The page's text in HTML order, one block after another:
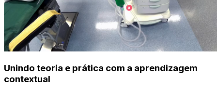
Unindo teoria e prática com a aprendizagem
contextual